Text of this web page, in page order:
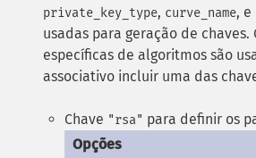
private_key_type, curve_name, e
usadas para geração de chaves.
específicas de algoritmos são
associativo incluir uma das
Chave "rsa" para definir os